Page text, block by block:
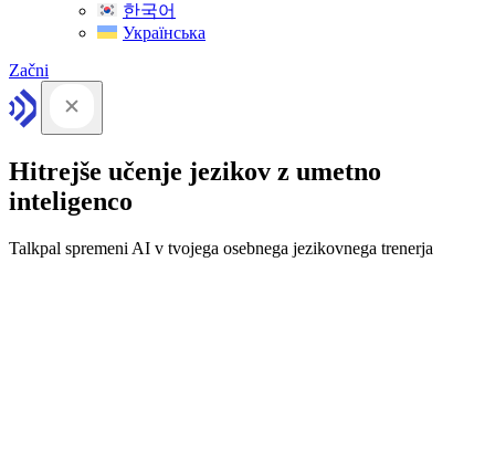
한국어
Українська
Začni
Hitrejše učenje jezikov z umetno
inteligenco
Talkpal spremeni AI v tvojega osebnega jezikovnega trenerja